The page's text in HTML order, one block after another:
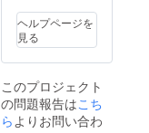
学
生
5000円
６
才
きま
す。 ア
レル
ギーの
宿泊人
数、詳
細等お
す！ こ
の講演
会は高
知県と
般の方
と企業
様が手
ヘルプページを
見る
このプロジェクト
の問題報告はこち
ら よりお問い合わ